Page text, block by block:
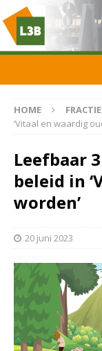
HOME FRACTIE
‘Vitaal en waardig
Leefbaar
beleid in
worden’
20 juni 2023